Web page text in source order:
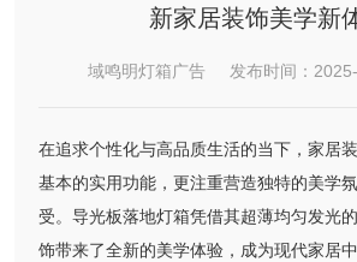
新家居装饰美学新
域鸣明灯箱广告 发布时间：
在追求个性化与高品质生活的当下，家居
基本的实用功能，更注重营造独特的美学
受。导光板落地灯箱凭借其超薄均匀发光
饰带来了全新的美学体验，成为现代家居